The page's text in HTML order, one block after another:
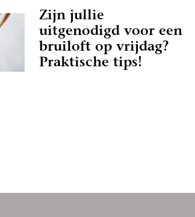
Zijn jullie
uitgenodigd voor een
bruiloft op vrijdag?
Praktische tips!